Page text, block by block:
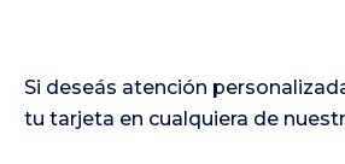
Si deseás atención
tu tarjeta en cualquiera de